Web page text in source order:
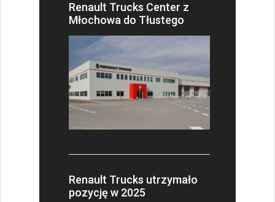
Renault Trucks Center z
Młochowa do Tłustego
Renault Trucks utrzymało
pozycję w 2025